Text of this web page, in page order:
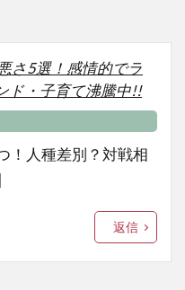
さ5選！感情的でラ
ド・子育て沸騰中!!
！人種差別？対戦相
返信